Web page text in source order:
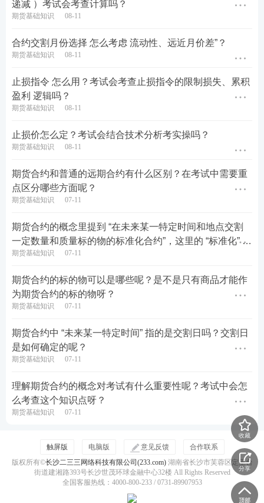
递减 ）考试会考查计算吗？
期货基础知识 08-11
合约交割月份选择 怎么考虑 流动性、远近月价差”？
期货基础知识 08-11
止损指令 怎么用？考试会考查止损指令的限制损失、累积
盈利 逻辑吗？
期货基础知识 08-11
止损价怎么定？考试会结合技术分析考实操吗？
期货基础知识 08-11
期货合约和普通的远期合约有什么区别？在考试中需要重
点区分哪些方面呢？
期货基础知识 07-11
期货合约的概念里提到 “在未来某一特定时间和地点交割
一定数量和质量标的物的标准化合约”，这里的 “标准化” 具
体体现在哪些方面呢？
期货基础知识 07-11
期货合约的标的物可以是哪些呢？是不是只有商品才能作
为期货合约的标的物呀？
期货基础知识 07-11
期货合约中 “未来某一特定时间” 指的是交割日吗？交割日
是如何确定的呢？
期货基础知识 07-11
理解期货合约的概念对考试有什么重要性呢？考试中会怎
么考查这个知识点呀？
期货基础知识 07-11
收藏
分享
触屏版 电脑版 意见反馈
合作联系
版权所有©长沙二三三网络科技有限公司(233.com)湖南省长沙市芙蓉区定王台
街道建湘路393号长沙世茂环球金融中心32楼 All Rights Reserved
全国客服热线：4000-800-233 / 0731-89907953